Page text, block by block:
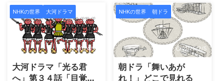
が尾張中村から織田家の中心
地へと広がっていきます。そ
の重要な舞台となるのが、現
在の愛知県にある清洲城で
す。 この城は、織田信長が本
拠とした城として知られ、後
に豊臣秀吉と豊臣秀長兄弟の
人生に大きく関わる場所とな
歌と過去の作品の主題歌で
す。過去の作品の各ドラマの
雰囲気と主題歌は記憶の中で
は完全にリンクしています。
今回もそうであることを祈り
ながら、放送を楽しみにして
います。 おむすび 主題歌 B’z
の情報が発信されています。
NHKの世界 大河ドラマ
2024/9/6
大河ドラマ「光る君
へ」第３４話「目覚
NHKの世界 朝ドラ
2025/2/5
朝ドラ「舞いあが
れ！」どこで見れる